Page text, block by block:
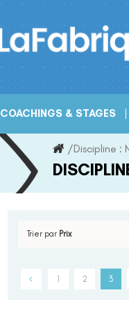
COACHINGS & STAGES
/Discipline :
Trier par Prix
1 2 3